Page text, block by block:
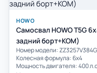
HOWO
Самосвал HOWO T5G
задний борт+КОМ)
Номер модели:
Колесная формула: 6х4
Мощность двигателя: 400